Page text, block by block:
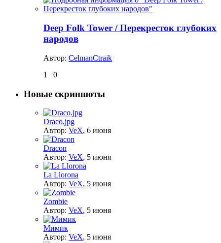
Deep Folk Tower / Перекресток глубоких
народов
Автор: CelmanCtraik
1
0
Новые скриншоты
Draco.jpg
Автор: VeX, 6 июня
Dracon
Автор: VeX, 5 июня
La Llorona
Автор: VeX, 5 июня
Zombie
Автор: VeX, 5 июня
Мимик
Автор: VeX, 5 июня